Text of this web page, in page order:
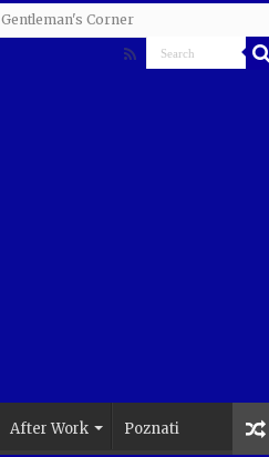
Gentleman's Corner
After Work Poznati